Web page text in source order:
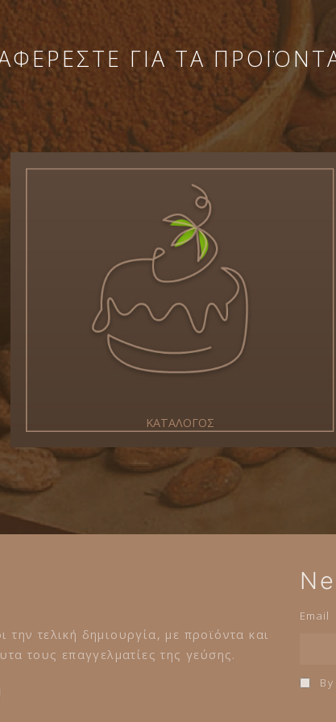
ΓΙΑ ΤΑ
ΚΑΤΑΛΟΓΟΣ
τελική δημιουργία, με προϊόντα και
τους επαγγελματίες της γεύσης.
Email